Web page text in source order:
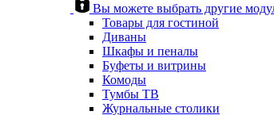
Вы можете выбрать другие
Товары для гостиной
Диваны
Шкафы и пеналы
Буфеты и витрины
Комоды
Тумбы ТВ
Журнальные столики